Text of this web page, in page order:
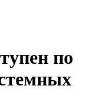
по